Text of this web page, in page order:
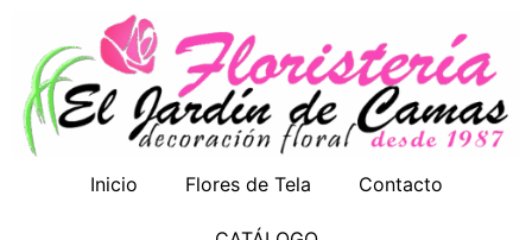
Inicio Flores de Tela Contacto